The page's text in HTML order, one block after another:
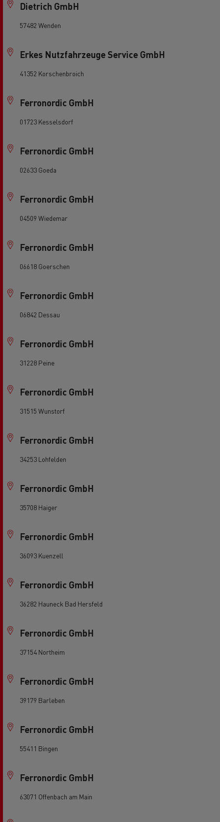
Dietrich GmbH
57482 Wenden
Erkes Nutzfahrzeuge Service GmbH
41352 Korschenbroich
Ferronordic GmbH
01723 Kesselsdorf
Ferronordic GmbH
02633 Goeda
Ferronordic GmbH
04509 Wiedemar
Ferronordic GmbH
06618 Goerschen
Ferronordic GmbH
06842 Dessau
Ferronordic GmbH
31228 Peine
Ferronordic GmbH
31515 Wunstorf
Ferronordic GmbH
34253 Lohfelden
Ferronordic GmbH
35708 Haiger
Ferronordic GmbH
36093 Kuenzell
Ferronordic GmbH
36282 Hauneck Bad Hersfeld
Ferronordic GmbH
37154 Northeim
Ferronordic GmbH
39179 Barleben
Ferronordic GmbH
55411 Bingen
Ferronordic GmbH
63071 Offenbach am Main